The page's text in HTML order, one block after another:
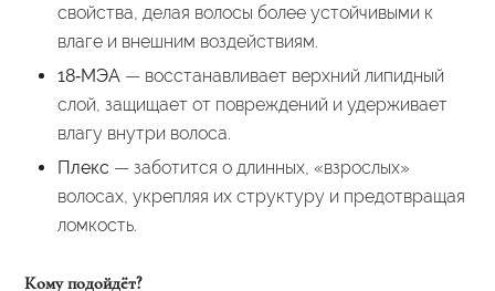
свойства, делая волосы более устойчивыми к
влаге и внешним воздействиям.
18‑МЭА — восстанавливает верхний липидный
слой, защищает от повреждений и удерживает
влагу внутри волоса.
Плекс — заботится о длинных, «взрослых»
волосах, укрепляя их структуру и предотвращая
ломкость.
Кому подойдёт?